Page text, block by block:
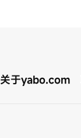
关于yabo.com